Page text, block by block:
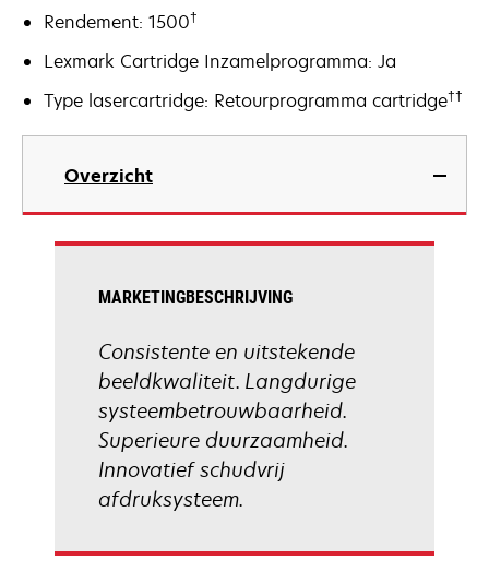
Rendement: 1500†
Lexmark Cartridge Inzamelprogramma: Ja
Type lasercartridge: Retourprogramma cartridge††
Overzicht
MARKETINGBESCHRIJVING
Consistente en uitstekende
beeldkwaliteit. Langdurige
systeembetrouwbaarheid.
Superieure duurzaamheid.
Innovatief schudvrij
afdruksysteem.